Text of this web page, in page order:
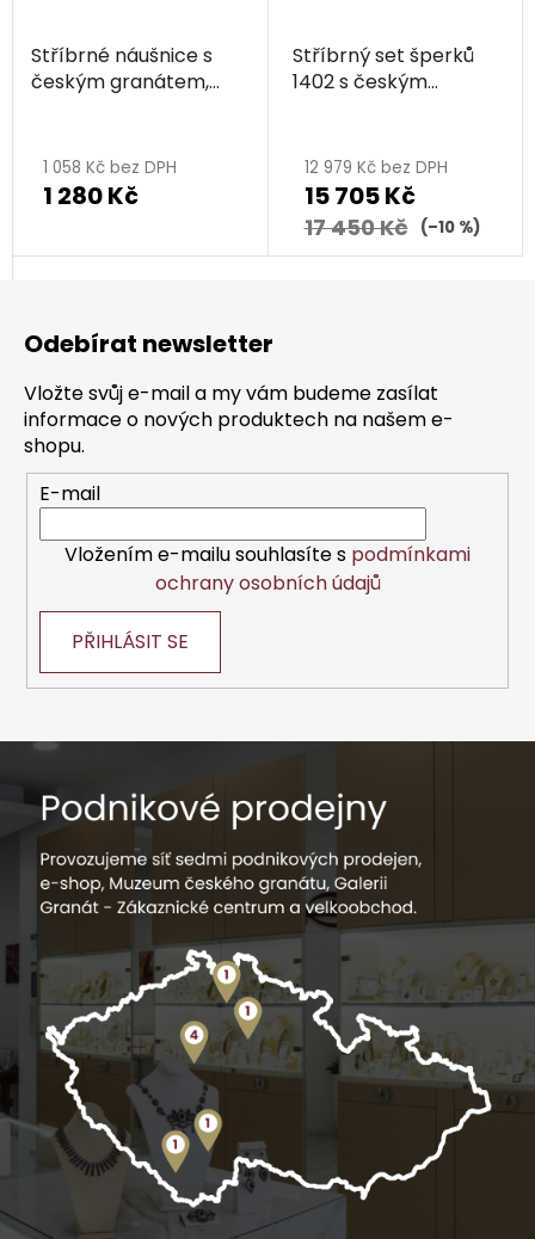
Stříbrné náušnice s
českým granátem,
1 058 Kč bez DPH
1 280 Kč
Stříbrný set šperků
1402 s českým
12 979 Kč bez DPH
15 705 Kč
17 450 Kč (–10 %)
Odebírat newsletter
Vložte svůj e-mail a my vám budeme zasílat
informace o nových produktech na našem e-
shopu.
E-mail
Vložením e-mailu souhlasíte s podmínkami
ochrany osobních údajů
PŘIHLÁSIT SE